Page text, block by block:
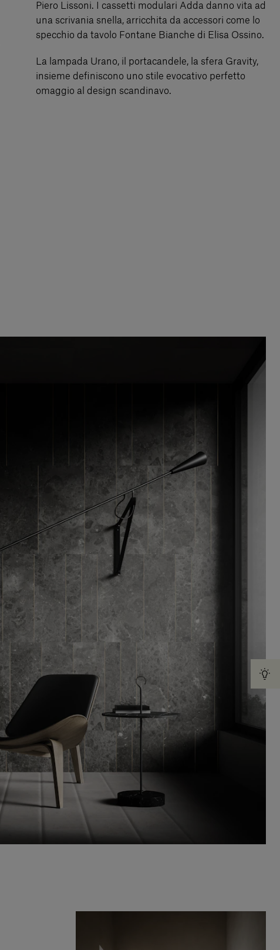
Piero Lissoni. I cassetti modulari Adda danno vita ad
una scrivania snella, arricchita da accessori come lo
specchio da tavolo Fontane Bianche di Elisa Ossino.
La lampada Urano, il portacandele, la sfera Gravity,
insieme definiscono uno stile evocativo perfetto
omaggio al design scandinavo.